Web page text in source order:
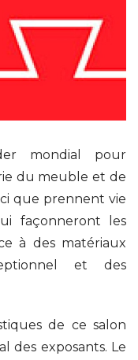
mondial pour
du meuble et de
que prennent vie
façonneront les
à des matériaux
et des
de ce salon
des exposants. Le